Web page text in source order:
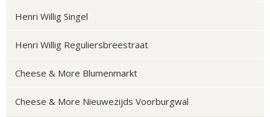
Henri Willig Singel
Henri Willig Reguliersbreestraat
Cheese & More Blumenmarkt
Cheese & More Nieuwezijds Voorburgwal